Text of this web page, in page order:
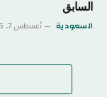
السابق
السعودية أغسطس 7, 2026